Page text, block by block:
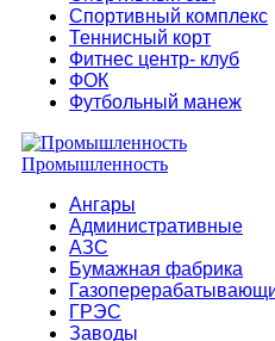
Спортивный комплекс
Теннисный корт
Фитнес центр- клуб
ФОК
Футбольный манеж
Промышленность
Ангары
Административные
АЗС
Бумажная фабрика
ГРЭС
Заводы